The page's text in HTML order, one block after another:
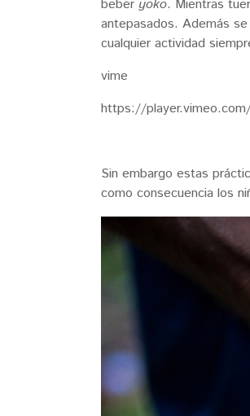
beber yoko. Mientras
antepasados. Además
cualquier actividad
vime
https://
Sin embargo estas
como consecuencia los